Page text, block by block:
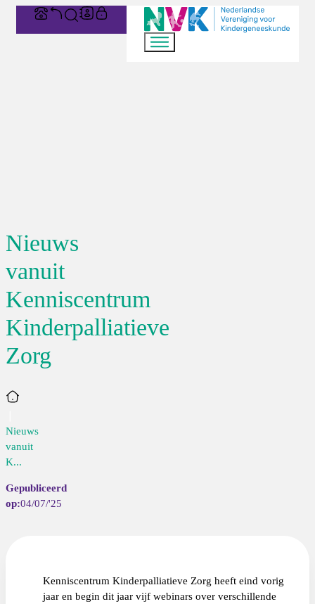
Nieuws
vanuit
Kenniscentrum
Kinderpalliatieve
Zorg
Home
Nieuws
vanuit
K...
04/07/'25
Kenniscentrum Kinderpalliatieve Zorg heeft eind vorig
jaar en begin dit jaar vijf webinars over verschillende